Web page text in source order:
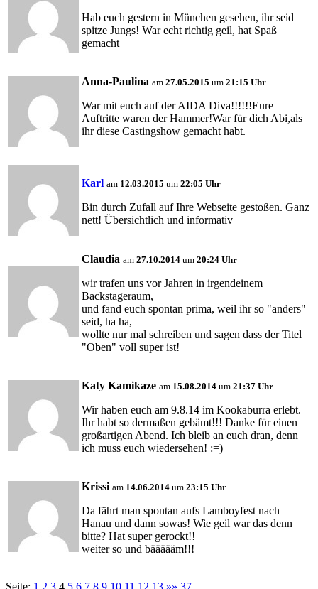
Hab euch gestern in München gesehen, ihr seid
spitze Jungs! War echt richtig geil, hat Spaß
gemacht
Anna-Paulina am 27.05.2015 um 21:15 Uhr
War mit euch auf der AIDA Diva!!!!!!Eure
Auftritte waren der Hammer!War für dich Abi,als
ihr diese Castingshow gemacht habt.
Karl am 12.03.2015 um 22:05 Uhr
Bin durch Zufall auf Ihre Webseite gestoßen. Ganz
nett! Übersichtlich und informativ
Claudia am 27.10.2014 um 20:24 Uhr
wir trafen uns vor Jahren in irgendeinem
Backstageraum,
und fand euch spontan prima, weil ihr so "anders"
seid, ha ha,
wollte nur mal schreiben und sagen dass der Titel
"Oben" voll super ist!
Katy Kamikaze am 15.08.2014 um 21:37 Uhr
Wir haben euch am 9.8.14 im Kookaburra erlebt.
Ihr habt so dermaßen gebämt!!! Danke für einen
großartigen Abend. Ich bleib an euch dran, denn
ich muss euch wiedersehen! :=)
Krissi am 14.06.2014 um 23:15 Uhr
Da fährt man spontan aufs Lamboyfest nach
Hanau und dann sowas! Wie geil war das denn
bitte? Hat super gerockt!!
weiter so und bäääääm!!!
Seite: 1 2 3 4 5 6 7 8 9 10 11 12 13 »» 37